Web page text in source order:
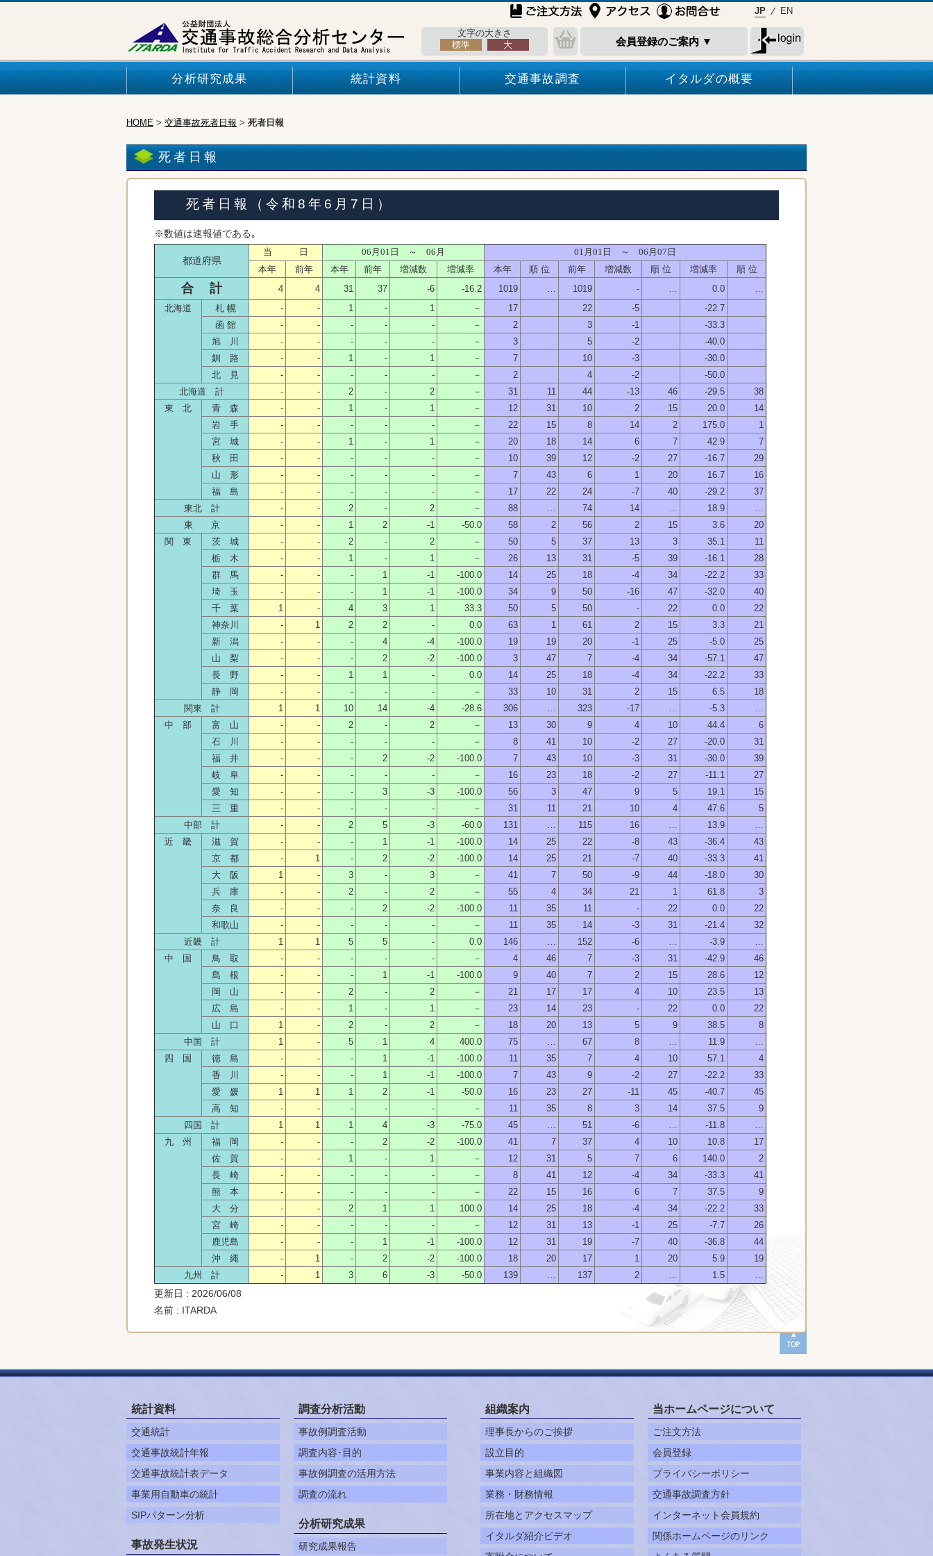
JP EN
文字の大きさ
標準
大 会員登録のご案内 ▼
分析研究成果 統計資料 交通事故調査 イタルダの概要
HOME > 交通事故死者日報 > 死者日報
死者日報
死者日報（令和8年6月7日）
※数値は速報値である｡
都道府県
当 日 06月01日 ～ 06月 01月01日 ～ 06月07日
本年 前年 本年 前年 増減数 増減率 本年 順 位 前年 増減数 順 位 増減率 順 位
合 計 4 4 31 37 -6 -16.2 1019 1019 - 0.0
北海道
札 幌 - - 1 - 1 － 17 22 -5
-22.7
函 館
- - - - - － 2 3 -1
-33.3
旭 川
- - - - - － 3 5 -2
-40.0
釧 路
- - 1 - 1 － 7 10 -3
-30.0
北 見
- - - - - － 2 4 -2
-50.0
北海道 計
- - 2 - 2 － 31 11 44 -13 46 -29.5
38
東 北
青 森 - - 1 - 1 － 12 31 10 2 15 20.0
14
岩 手
- - - - - － 22 15 8 14 2 175.0
1
宮 城
- - 1 - 1 － 20 18 14 6 7 42.9
7
秋 田
- - - - - － 10 39 12 -2 27 -16.7
29
山 形
- - - - - － 7 43 6 1 20 16.7
16
福 島
- - - - - － 17 22 24 -7 40 -29.2
37
東北 計
- - 2 - 2 － 88 74 14 18.9
東 京
- - 1 2 -1 -50.0 58 2 56 2 15 3.6
20
関 東
茨 城 - - 2 - 2 － 50 5 37 13 3 35.1
11
栃 木
- - 1 - 1 － 26 13 31 -5 39 -16.1
28
群 馬
- - - 1 -1 -100.0 14 25 18 -4 34 -22.2
33
埼 玉
- - - 1 -1 -100.0 34 9 50 -16 47 -32.0
40
千 葉
1 - 4 3 1 33.3 50 5 50 - 22 0.0
22
神奈川
- 1 2 2 - 0.0 63 1 61 2 15 3.3
21
新 潟
- - - 4 -4 -100.0 19 19 20 -1 25 -5.0
25
山 梨
- - - 2 -2 -100.0 3 47 7 -4 34 -57.1
47
長 野
- - 1 1 - 0.0 14 25 18 -4 34 -22.2
33
静 岡
- - - - - － 33 10 31 2 15 6.5
18
関東 計
1 1 10 14 -4 -28.6 306 323 -17 -5.3
中 部
富 山 - - 2 - 2 － 13 30 9 4 10 44.4
6
石 川
- - - - - － 8 41 10 -2 27 -20.0
31
福 井
- - - 2 -2 -100.0 7 43 10 -3 31 -30.0
39
岐 阜
- - - - - － 16 23 18 -2 27 -11.1
27
愛 知
- - - 3 -3 -100.0 56 3 47 9 5 19.1
15
三 重
- - - - - － 31 11 21 10 4 47.6
5
中部 計
- - 2 5 -3 -60.0 131 115 16 13.9
近 畿
滋 賀 - - - 1 -1 -100.0 14 25 22 -8 43 -36.4
43
京 都
- 1 - 2 -2 -100.0 14 25 21 -7 40 -33.3
41
大 阪
1 - 3 - 3 － 41 7 50 -9 44 -18.0
30
兵 庫
- - 2 - 2 － 55 4 34 21 1 61.8
3
奈 良
- - - 2 -2 -100.0 11 35 11 - 22 0.0
22
和歌山
- - - - - － 11 35 14 -3 31 -21.4
32
近畿 計
1 1 5 5 - 0.0 146 152 -6 -3.9
中 国
鳥 取 - - - - - － 4 46 7 -3 31 -42.9
46
島 根
- - - 1 -1 -100.0 9 40 7 2 15 28.6
12
岡 山
- - 2 - 2 － 21 17 17 4 10 23.5
13
広 島
- - 1 - 1 － 23 14 23 - 22 0.0
22
山 口
1 - 2 - 2 － 18 20 13 5 9 38.5
8
中国 計
1 - 5 1 4 400.0 75 67 8 11.9
四 国
徳 島 - - - 1 -1 -100.0 11 35 7 4 10 57.1
4
香 川
- - - 1 -1 -100.0 7 43 9 -2 27 -22.2
33
愛 媛
1 1 1 2 -1 -50.0 16 23 27 -11 45 -40.7
45
高 知
- - - - - － 11 35 8 3 14 37.5
9
四国 計
1 1 1 4 -3 -75.0 45 51 -6 -11.8
九 州
福 岡 - - - 2 -2 -100.0 41 7 37 4 10 10.8
17
佐 賀
- - 1 - 1 － 12 31 5 7 6 140.0
2
長 崎
- - - - - － 8 41 12 -4 34 -33.3
41
熊 本
- - - - - － 22 15 16 6 7 37.5
9
大 分
- - 2 1 1 100.0 14 25 18 -4 34 -22.2
33
宮 崎
- - - - - － 12 31 13 -1 25 -7.7
26
鹿児島
- - - 1 -1 -100.0 12 31 19 -7 40 -36.8
44
沖 縄
- 1 - 2 -2 -100.0 18 20 17 1 20 5.9
19
九州 計
- 1 3 6 -3 -50.0 139 137 2 1.5
更新日 : 2026/06/08
名前 : ITARDA
統計資料
交通統計
交通事故統計年報
交通事故統計表データ
事業用自動車の統計
SIPパターン分析
事故発生状況
調査分析活動
事故例調査活動
調査内容･目的
事故例調査の活用方法
調査の流れ
分析研究成果
研究成果報告
組織案内
理事長からのご挨拶
設立目的
事業内容と組織図
業務・財務情報
所在地とアクセスマップ
イタルダ紹介ビデオ
当ホームページについて
ご注文方法
会員登録
プライバシーポリシー
交通事故調査方針
インターネット会員規約
関係ホームページのリンク